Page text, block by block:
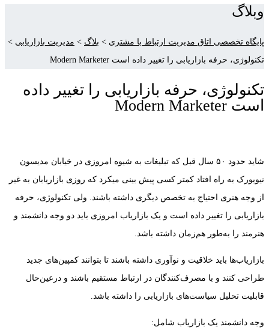
وبلاگ
پایگاه تخصصی اتاق مدیریت ارتباط با مشتری > بلاگ > مدیریت بازاریابی >
تکنولوژی، حرفه بازاریابی را تغییر داده است Modern Marketer
تکنولوژی، حرفه بازاریابی را تغییر داده
است Modern Marketer
شاید حدود ۵۰ سال قبل که تبلیغات به شیوه امروزی در خیابان مدیسون
نیویورک به راه افتاد کمتر کسی پیش بینی میکرد که روزی بازاریابان به غیر
از وجه هنری احتیاج به تخصص دیگری داشته باشند. ولی تکنولوژی، حرفه
بازاریابی را تغییر داده است و یک بازاریاب امروزی باید دو وجه دانشمند و
هنرمند را به‌طور هم‌زمان داشته باشد.
بازاریاب‌ها باید خلاقیت و نوآوری داشته باشند تا بتوانند کمپین‌های جدید
طراحی کنند و با مصرف‌کنندگان در ارتباط مستقیم باشند و درعین‌حال
قابلیت تحلیل سیاست‌های بازاریابی را داشته باشد.
وجه دانشمند یک بازاریاب شامل: